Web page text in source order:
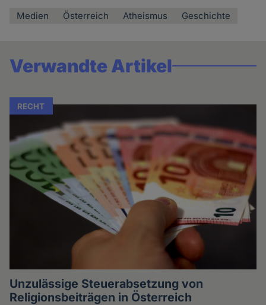
Medien Österreich Atheismus Geschichte
Verwandte Artikel
RECHT
Unzulässige Steuerabsetzung von
Religionsbeiträgen in Österreich